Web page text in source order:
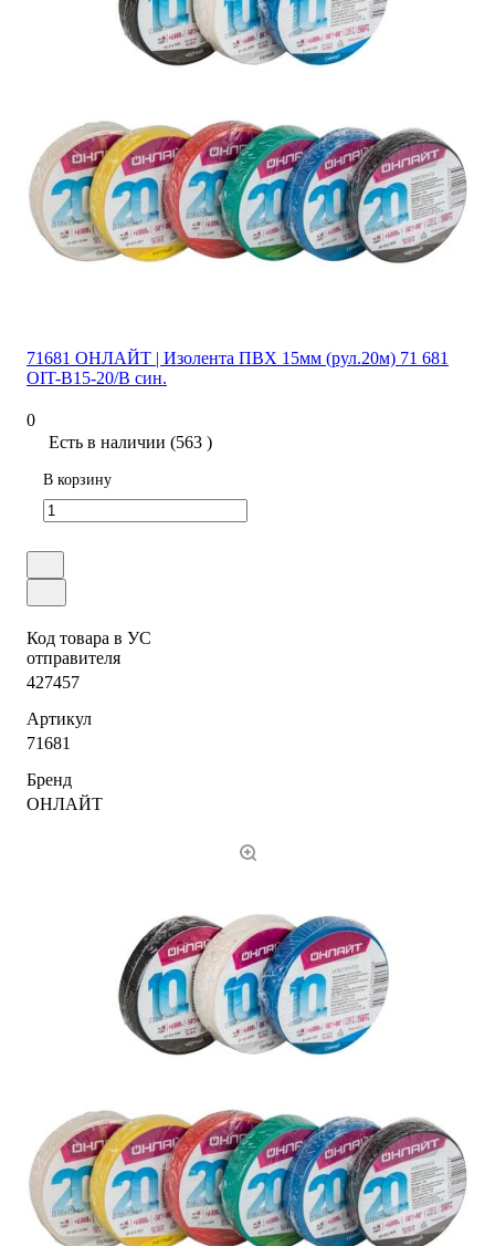
71681 ОНЛАЙТ | Изолента ПВХ 15мм (рул.20м) 71 681
OIT-B15-20/B син.
0
Есть в наличии (563 )
В корзину
Код товара в УС
отправителя
427457
Артикул
71681
Бренд
ОНЛАЙТ